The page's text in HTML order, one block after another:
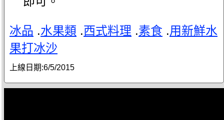
冰品 .水果類 .西式料理 .素食 .用新鮮水
果打冰沙
上線日期:6/5/2015